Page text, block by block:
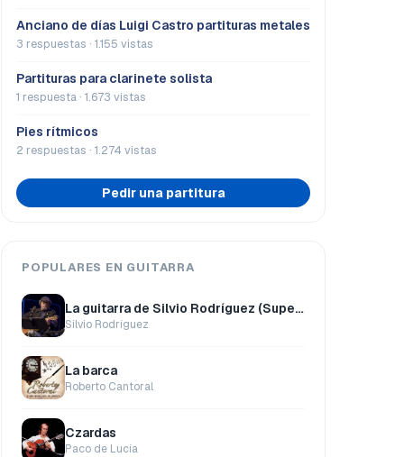
Anciano de días Luigi Castro partituras metales
3 respuestas · 1.155 vistas
Partituras para clarinete solista
1 respuesta · 1.673 vistas
Pies rítmicos
2 respuestas · 1.274 vistas
Pedir una partitura
POPULARES EN GUITARRA
La guitarra de Silvio Rodríguez (Super Pack)
Silvio Rodríguez
La barca
Roberto Cantoral
Czardas
Paco de Lucía